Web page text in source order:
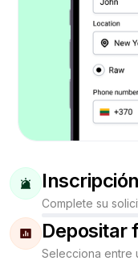
Inscripción
Complete su
Depositar
Selecciona entre